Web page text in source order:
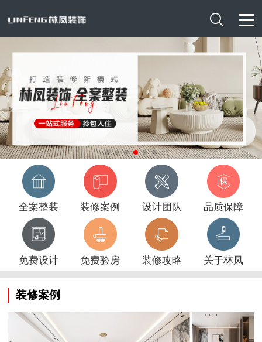

全案整装 装修案例 设计团队 品质保障
免费设计 免费验房 装修攻略 关于林凤
装修案例